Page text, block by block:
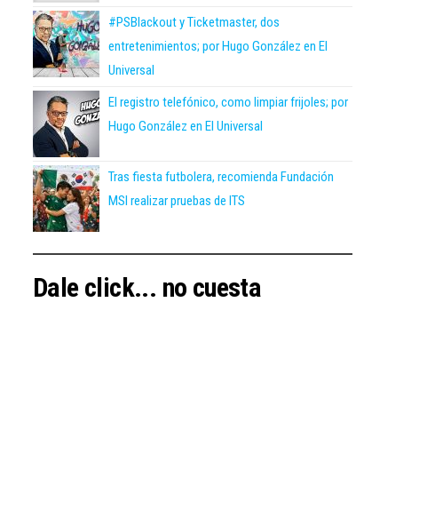
#PSBlackout y Ticketmaster, dos
entretenimientos; por Hugo González en El
Universal
El registro telefónico, como limpiar frijoles; por
Hugo González en El Universal
Tras fiesta futbolera, recomienda Fundación
MSI realizar pruebas de ITS
Dale click... no cuesta